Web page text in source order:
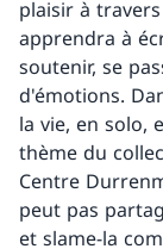
plaisir à
apprendra à
soutenir, se
d'émotions.
la vie, en solo,
thème du
Centre
peut pas
et slame-la